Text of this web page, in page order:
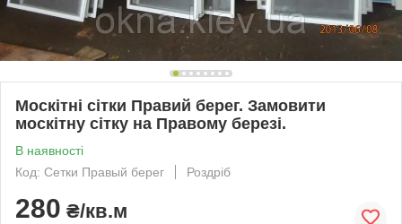
Москітні сітки Правий берег. Замовити
москітну сітку на Правому березі.
В наявності
Код: Сетки Правый берег
Роздріб
280 ₴/кв.м